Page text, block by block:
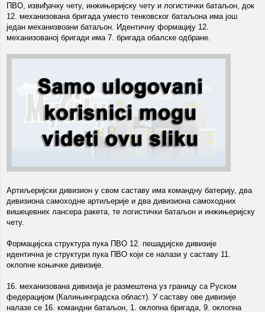
ПВО, извиђачку чету, инжињеријску чету и логистички батаљон, док
12. механизована бригада уместо тенковског батаљона има још
један механизвоани батаљон. Идентичну формацију 12.
механизованој бригади има 7. бригада обалске одбране.
Артиљеријски дивизион у свом саставу има командну батерију, два
дивизиона самоходне артиљерије и два дивизиона самоходних
вишецевних лансера ракета, те логистички батаљон и инжињеријску
чету.
Формацијска структура пука ПВО 12. пешадијске дивизије
идентична је структури пука ПВО који се налази у саставу 11.
оклопне коњичке дивизије.
16. механизована дивизија је размештена уз границу са Руском
федерацијом (Калињинградска област). У саставу ове дивизије
налазе се 16. командни батаљон, 1. оклопна бригада, 9. оклопна